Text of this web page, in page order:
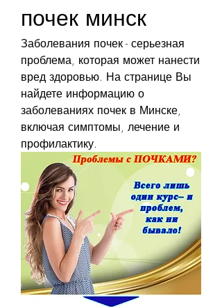
почек минск
Заболевания почек - серьезная
проблема, которая может нанести
вред здоровью. На странице Вы
найдете информацию о
заболеваниях почек в Минске,
включая симптомы, лечение и
профилактику.